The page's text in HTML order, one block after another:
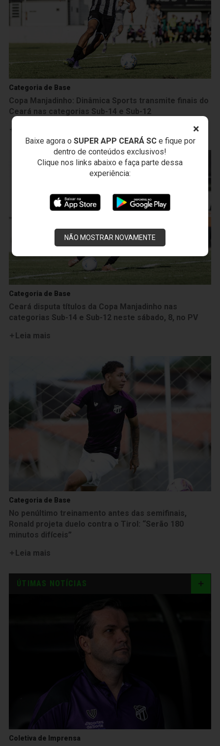
×
Baixe agora o SUPER APP CEARÁ SCe fique por
dentro de conteúdos exclusivos!
Clique nos links abaixo e faça parte dessa
experiência:
NÃO MOSTRAR NOVAMENTE
Categoria de Base
Copa Manjadinho: Dinâmica Sports transmite finais do
Ceará nas categorias Sub-14 e Sub-12
Categoria de Base
Ceará disputa títulos da Copa Manjadinho nas
categorias Sub-14 e Sub-12 neste sábado, 8, no PV
Leia mais
Categoria de Base
No penúltimo treinamento antes das semifinais,
Ronald projeta duelo contra o Tirol: “Serão 180
minutos difíceis”
Leia mais
ÚTIMAS NOTÍCIAS
Coletiva de Imprensa